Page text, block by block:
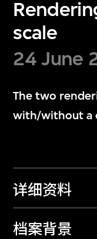
scale
24 June
The two
with/without a
详细资料
档案背景